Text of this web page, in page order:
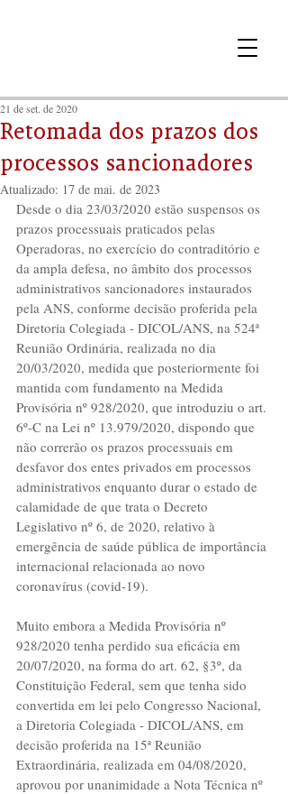
Retomada dos prazos dos
processos sancionadores
21 de set. de 2020
Atualizado: 17 de mai. de 2023
Desde o dia 23/03/2020 estão suspensos os
prazos processuais praticados pelas
Operadoras, no exercício do contraditório e
da ampla defesa, no âmbito dos processos
administrativos sancionadores instaurados
pela ANS, conforme decisão proferida pela
Diretoria Colegiada - DICOL/ANS, na 524ª
Reunião Ordinária, realizada no dia
20/03/2020, medida que posteriormente foi
mantida com fundamento na Medida
Provisória nº 928/2020, que introduziu o art.
6º-C na Lei nº 13.979/2020, dispondo que
não correrão os prazos processuais em
desfavor dos entes privados em processos
administrativos enquanto durar o estado de
calamidade de que trata o Decreto
Legislativo nº 6, de 2020, relativo à
emergência de saúde pública de importância
internacional relacionada ao novo
coronavírus (covid-19).
Muito embora a Medida Provisória nº
928/2020 tenha perdido sua eficácia em
20/07/2020, na forma do art. 62, §3º, da
Constituição Federal, sem que tenha sido
convertida em lei pelo Congresso Nacional,
a Diretoria Colegiada - DICOL/ANS, em
decisão proferida na 15ª Reunião
Extraordinária, realizada em 04/08/2020,
aprovou por unanimidade a Nota Técnica nº